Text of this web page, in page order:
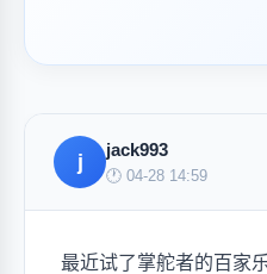
j
jack993
🕐 04-28 14:59
最近试了掌舵者的百家